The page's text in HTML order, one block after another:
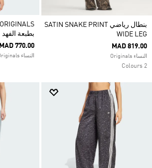
بنطال رياضي SATIN SNAKE PRINT
WIDE LEG
MAD 819.00
النساء Originals
2 Colours
بطبعة الفهد
MAD 770.00
النساء Originals